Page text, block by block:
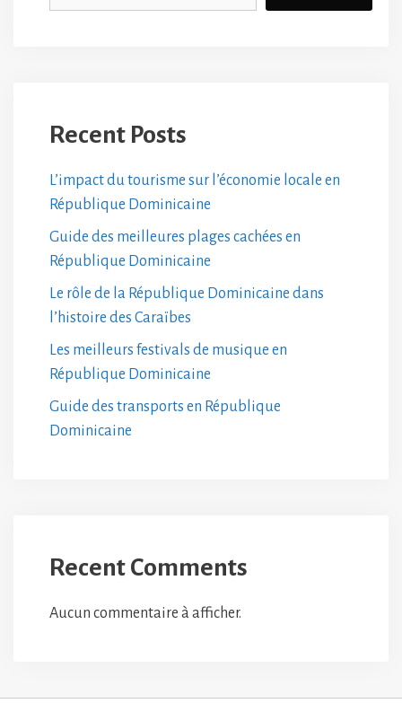
Recent Posts
L’impact du tourisme sur l’économie locale en
République Dominicaine
Guide des meilleures plages cachées en
République Dominicaine
Le rôle de la République Dominicaine dans
l’histoire des Caraïbes
Les meilleurs festivals de musique en
République Dominicaine
Guide des transports en République
Dominicaine
Recent Comments
Aucun commentaire à afficher.